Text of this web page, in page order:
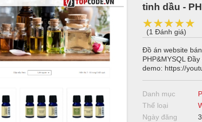
tinh dầu -
★★★★★
★★★★★
★★★★★
(1 Đánh giá)
Đồ án website
PHP&MYSQL
demo: https://
Danh mục
Thể loại
Ngày đăng